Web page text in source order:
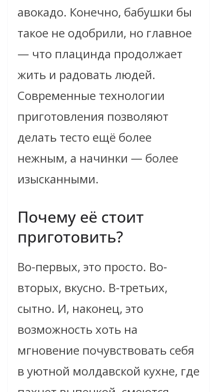
авокадо. Конечно, бабушки бы
такое не одобрили, но главное
— что плацинда продолжает
жить и радовать людей.
Современные технологии
приготовления позволяют
делать тесто ещё более
нежным, а начинки — более
изысканными.
Почему её стоит
приготовить?
Во-первых, это просто. Во-
вторых, вкусно. В-третьих,
сытно. И, наконец, это
возможность хоть на
мгновение почувствовать себя
в уютной молдавской кухне, где